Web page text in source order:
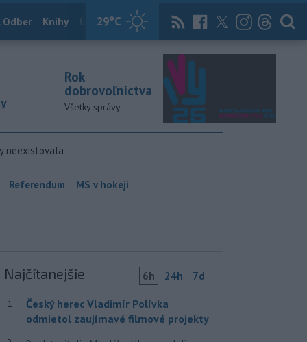
29°C
Odber Knihy Útulkovo Magazín News Now Archív
Rok
dobrovoľníctva
Všetky správy
neexistovala
Referendum MS v hokeji
Najčítanejšie 6h 24h 7d
1
Český herec Vladimír Polívka
odmietol zaujímavé filmové projekty